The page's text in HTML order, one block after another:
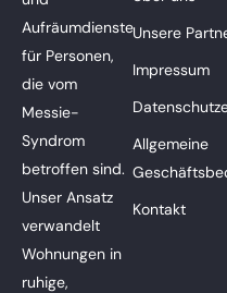
Aufräumdienste
für Personen,
die vom
Messie-
Syndrom
betroffen sind.
Unser Ansatz
verwandelt
Wohnungen in
ruhige,
Unsere
Impressum
Allgemeine
Kontakt